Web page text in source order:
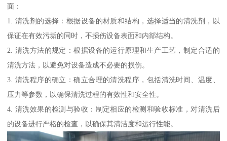
面：
1. 清洗剂的选择：根据设备的材质和结构，选择适当的清洗剂，以
保证在有效污垢的同时，不损伤设备表面和内部结构。
2. 清洗方法的规定：根据设备的运行原理和生产工艺，制定合适的
清洗方法，以避免对设备造成不必要的损伤。
3. 清洗程序的确立：确立合理的清洗程序，包括清洗时间、温度、
压力等参数，以确保清洗过程的有效性和安全性。
4. 清洗效果的检测与验收：制定相应的检测和验收标准，对清洗后
的设备进行严格的检查，以确保其清洁度和运行性能。